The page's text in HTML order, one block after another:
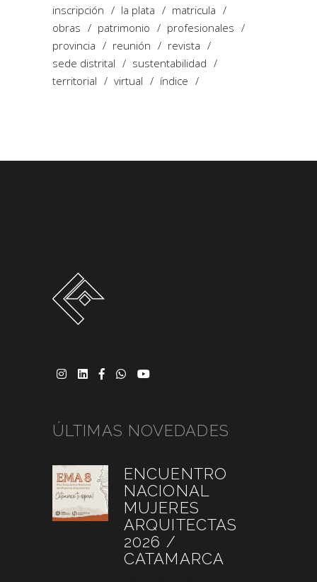
inscripción
la plata
matricula
obras
patrimonio
profesionales
provincia
reunión
revista
sede distrital
sustentabilidad
territorial
virtual índice
ÚLTIMAS NOVEDADES
ENCUENTRO
NACIONAL
MUJERES
ARQUITECTAS
2026 /
CATAMARCA